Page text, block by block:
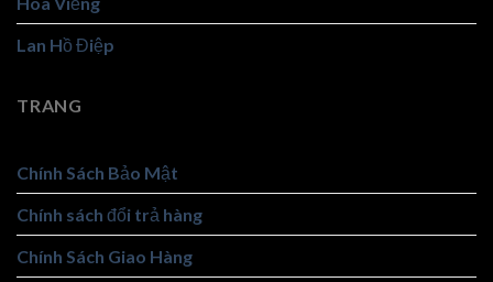
Lan Hồ Điệp
TRANG
Chính Sách Bảo Mật
Chính sách đổi trả hàng
Chính Sách Giao Hàng